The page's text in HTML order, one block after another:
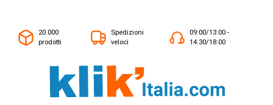
20.000
prodotti
Spedizioni
veloci
09:00/13:00 -
14:30/18:00